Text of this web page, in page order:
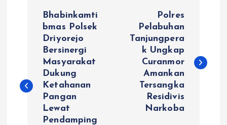
i
Bhabinkamti
bmas Polsek
Driyorejo
Bersinergi
Masyarakat
Dukung
Ketahanan
Pangan
Lewat
Pendamping
Polres
Pelabuhan
Tanjungpera
k Ungkap
Curanmor
Amankan
Tersangka
Residivis
Narkoba